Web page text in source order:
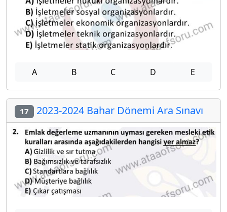
A B C D E
17 2023-2024 Bahar Dönemi Ara Sınavı